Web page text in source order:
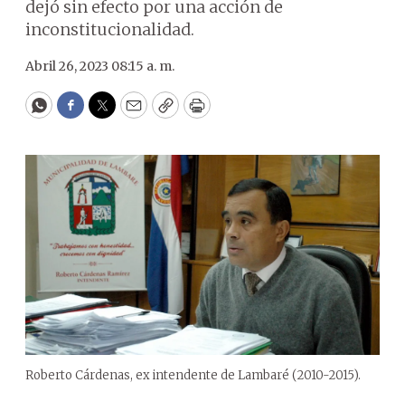
dejó sin efecto por una acción de
inconstitucionalidad.
Abril 26, 2023 08:15 a. m.
WhatsApp
Facebook
Twitter
EmailCopyPrint
Roberto Cárdenas, ex intendente de Lambaré (2010-2015).